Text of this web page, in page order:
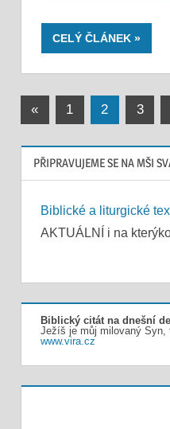
CELÝ ČLÁNEK
Stránkování
«Previous
1 2 3
PŘIPRAVUJEME SE NA MŠI
Biblické a liturgické
AKTUÁLNÍ i na
Biblický citát na dnešní
Ježíš je můj milovaný Syn,
www.vira.cz